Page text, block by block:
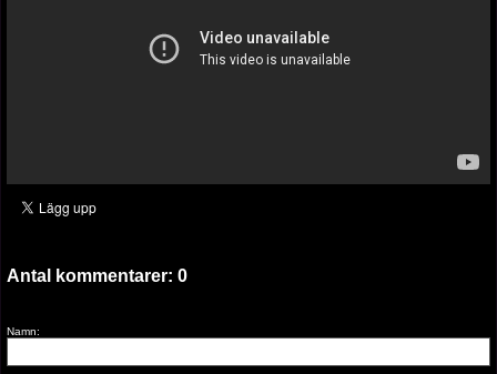
Antal kommentarer: 0
Namn: